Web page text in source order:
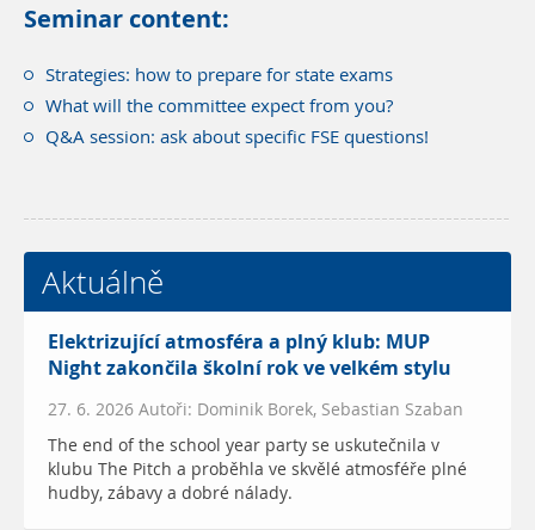
Seminar content:
Strategies: how to prepare for state exams
What will the committee expect from you?
Q&A session: ask about specific FSE questions!
Aktuálně
Elektrizující atmosféra a plný klub: MUP
Night zakončila školní rok ve velkém stylu
27. 6. 2026 Autoři: Dominik Borek, Sebastian Szaban
The end of the school year party se uskutečnila v
klubu The Pitch a proběhla ve skvělé atmosféře plné
hudby, zábavy a dobré nálady.